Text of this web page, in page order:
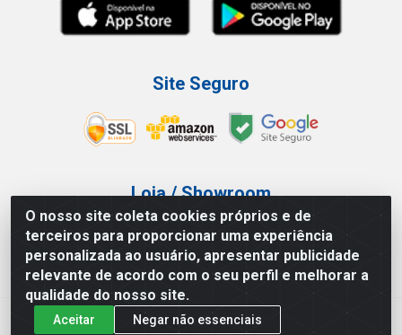
O nosso site coleta cookies próprios e de
terceiros para proporcionar uma experiência
personalizada ao usuário, apresentar publicidade
relevante de acordo com o seu perfil e melhorar a
qualidade do nosso site.
Aceitar Negar não essenciais
Site Seguro
Loja / Showroom
Tel.: (11) 3227-0546
Av Vautier, 587/597 - Pari - São Paulo/SP
Atef Distribuidora LTDA - Av. Vautier, 585/597 - Pari - São